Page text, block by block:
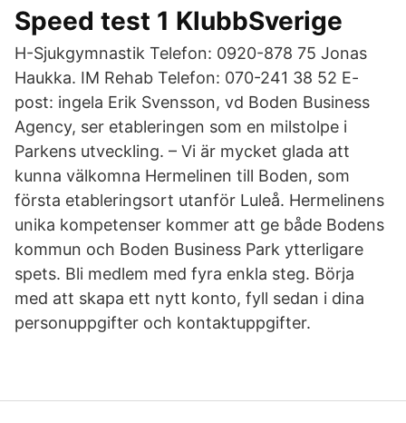
Speed test 1 KlubbSverige
H-Sjukgymnastik Telefon: 0920-878 75 Jonas
Haukka. IM Rehab Telefon: 070-241 38 52 E-
post: ingela Erik Svensson, vd Boden Business
Agency, ser etableringen som en milstolpe i
Parkens utveckling. – Vi är mycket glada att
kunna välkomna Hermelinen till Boden, som
första etableringsort utanför Luleå. Hermelinens
unika kompetenser kommer att ge både Bodens
kommun och Boden Business Park ytterligare
spets. Bli medlem med fyra enkla steg. Börja
med att skapa ett nytt konto, fyll sedan i dina
personuppgifter och kontaktuppgifter.